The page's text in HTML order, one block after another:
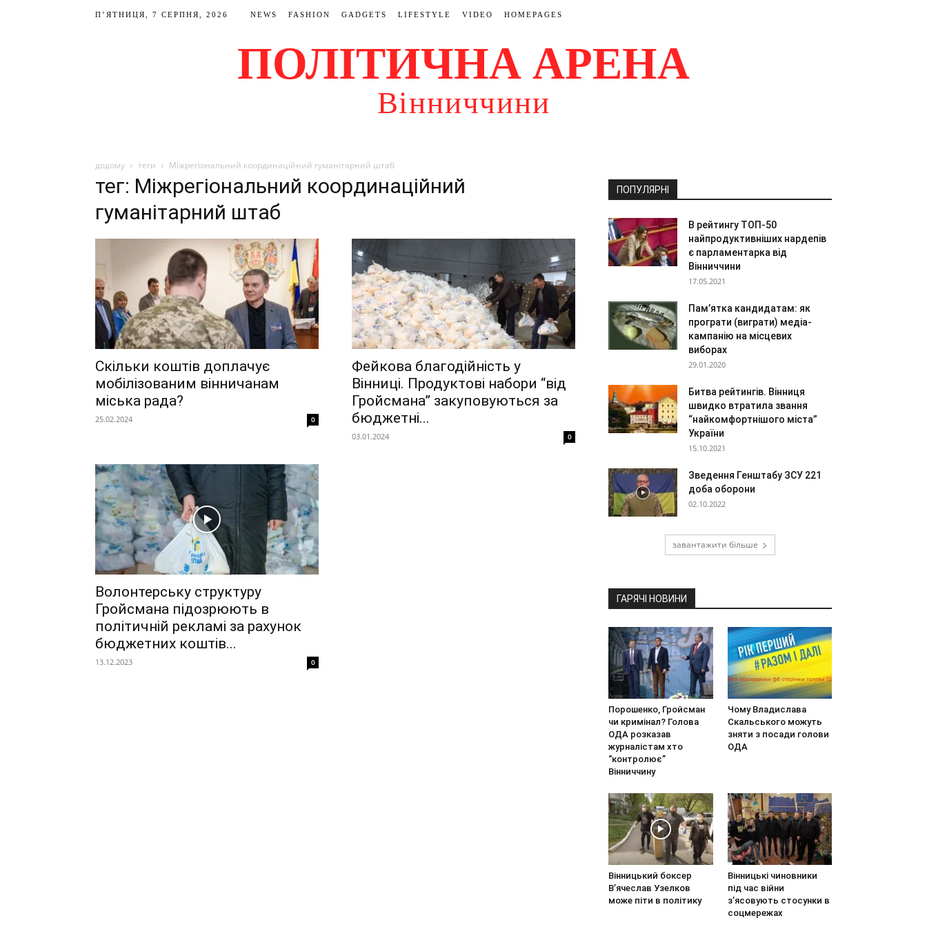
П’ЯТНИЦЯ, 7 СЕРПНЯ, 2026 NEWS FASHION GADGETS LIFESTYLE VIDEO HOMEPAGES
ПОЛІТИЧНА АРЕНА
Вінниччини
додому теги Міжрегіональний координаційний гуманітарний штаб
тег: Міжрегіональний координаційний
гуманітарний штаб
Скільки коштів доплачує
мобілізованим вінничанам
міська рада?
25.02.2024 0
Фейкова благодійність у
Вінниці. Продуктові набори “від
Гройсмана” закуповуються за
бюджетні...
03.01.2024 0
Волонтерську структуру
Гройсмана підозрюють в
політичній рекламі за рахунок
бюджетних коштів...
13.12.2023 0
ПОПУЛЯРНІ
В рейтингу ТОП-50
найпродуктивніших нардепів
є парламентарка від
Вінниччини
17.05.2021
Пам’ятка кандидатам: як
програти (виграти) медіа-
кампанію на місцевих
виборах
29.01.2020
Битва рейтингів. Вінниця
швидко втратила звання
“найкомфортнішого міста”
України
15.10.2021
Зведення Генштабу ЗСУ 221
доба оборони
02.10.2022
завантажити більше
ГАРЯЧІ НОВИНИ
Порошенко, Гройсман
чи кримінал? Голова
ОДА розказав
журналістам хто
“контролює”
Вінниччину
Чому Владислава
Скальського можуть
зняти з посади голови
ОДА
Вінницький боксер
В’ячеслав Узелков
може піти в політику
Вінницькі чиновники
під час війни
з’ясовують стосунки в
соцмережах